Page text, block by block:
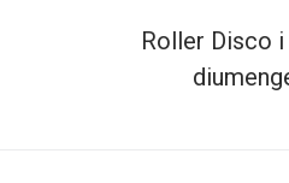
Roller Disco